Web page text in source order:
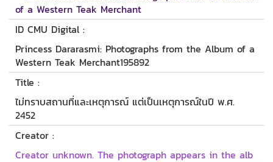
of a Western Teak Merchant
ID CMU Digital :
Princess Dararasmi: Photographs from the Album of a
Western Teak Merchant195892
Title :
ไม่ทราบสถานที่และเหตุการณ์ แต่เป็นเหตุการณ์ในปี พ.ศ.
2452
Creator :
Creator unknown. The photograph appears in the alb